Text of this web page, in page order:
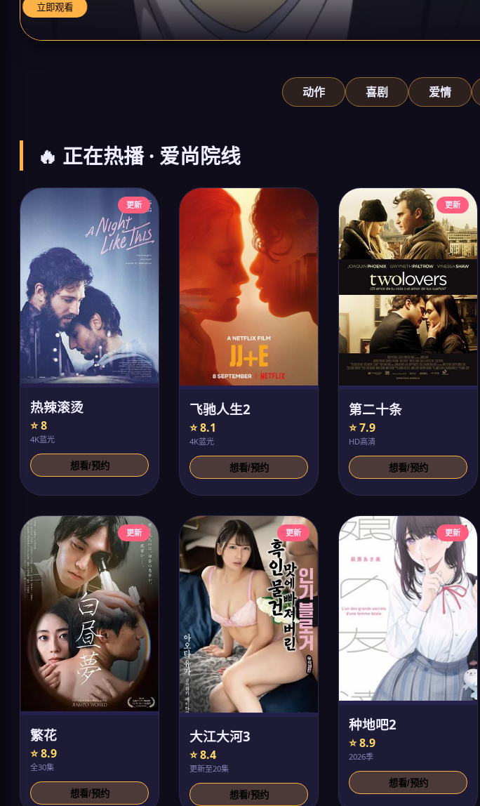
立即观看
动作 喜剧 爱情
🔥 正在热播 · 爱尚院线
更新
热辣滚烫
⭐ 8
4K蓝光
想看/预约
飞驰人生2
⭐ 8.1
4K蓝光
想看/预约
更新
第二十条
⭐ 7.9
HD高清
想看/预约
更新
繁花
⭐ 8.9
全30集
想看/预约
更新
大江大河3
⭐ 8.4
更新至20集
想看/预约
更新
种地吧2
⭐ 8.9
2026季
想看/预约